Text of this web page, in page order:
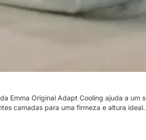
Emma Original Adapt Cooling ajuda a
camadas para uma firmeza e altura ideal.